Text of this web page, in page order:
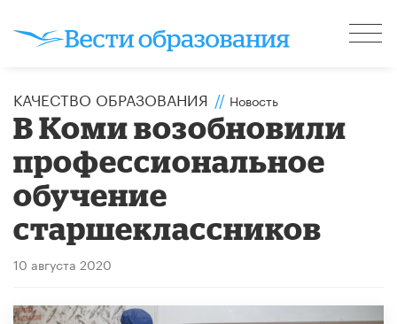
КАЧЕСТВО ОБРАЗОВАНИЯ // Новость
В Коми возобновили
профессиональное
обучение
старшеклассников
10 августа 2020